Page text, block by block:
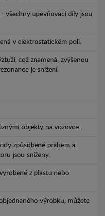
všechny upevňovací díly jsou
v elektrostatickém poli.
což znamená, zvýšenou
je snížení.
objekty na vozovce.
způsobené prahem a
jsou sníženy.
z plastu nebo
výrobku, můžete